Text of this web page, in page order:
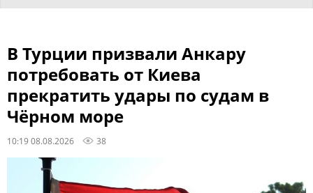
В Турции призвали Анкару
потребовать от Киева
прекратить удары по судам в
Чёрном море
10:19 08.08.2026 38